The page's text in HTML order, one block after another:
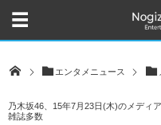
エンタメニュース
乃木坂46、15年7月23日(木)のメディ
雑誌多数